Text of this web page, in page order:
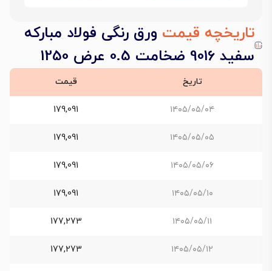
تاریخچه قیمت ورق رنگی فولاد مبارکه
سفید 9016 ضخامت 0.5 عرض 1250
تاریخ قیمت
۱۴۰۵/۰۵/۰۴ 179,091
۱۴۰۵/۰۵/۰۵ 179,091
۱۴۰۵/۰۵/۰۶ 179,091
۱۴۰۵/۰۵/۱۰ 179,091
۱۴۰۵/۰۵/۱۱ 177,273
۱۴۰۵/۰۵/۱۲ 177,273